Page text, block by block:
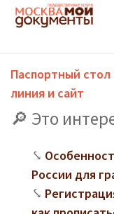
Паспортный стол
линия и сайт
Это
России для